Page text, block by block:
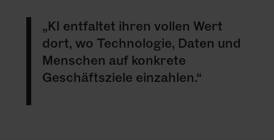
„KI entfaltet ihren vollen Wert
dort, wo Technologie, Daten und
Menschen auf konkrete
Geschäftsziele einzahlen.“